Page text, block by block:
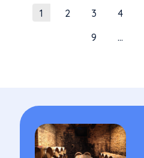
Page courante
1 Page
2 Page
3 Page
4
Page
9 …